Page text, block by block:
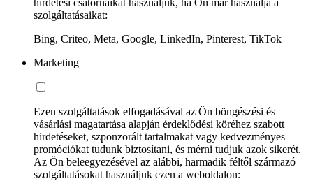
szolgáltatásaikat:
Bing, Criteo, Meta, Google, LinkedIn, Pinterest, TikTok
Marketing
Ezen szolgáltatások elfogadásával az Ön böngészési és
vásárlási magatartása alapján érdeklődési köréhez szabott
hirdetéseket, szponzorált tartalmakat vagy kedvezményes
promóciókat tudunk biztosítani, és mérni tudjuk azok sikerét.
Az Ön beleegyezésével az alábbi, harmadik féltől származó
szolgáltatásokat használjuk ezen a weboldalon: